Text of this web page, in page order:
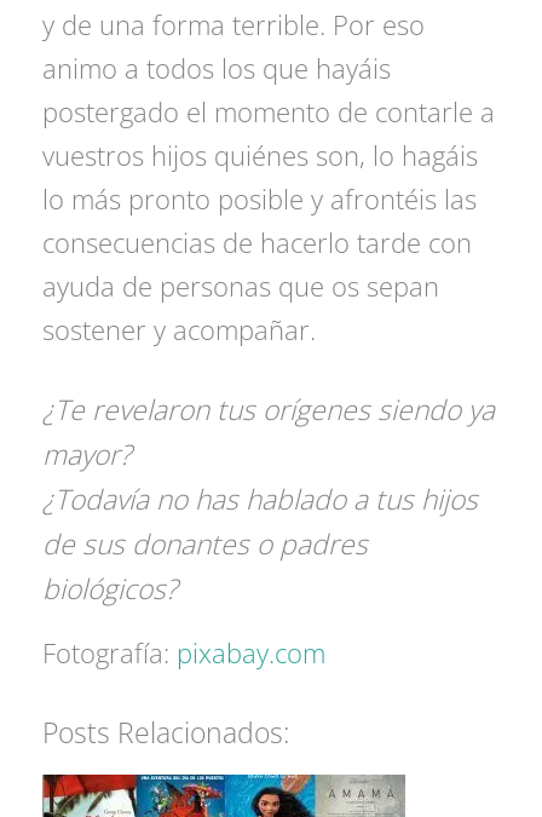
y de una forma terrible. Por eso
animo a todos los que hayáis
postergado el momento de contarle a
vuestros hijos quiénes son, lo hagáis
lo más pronto posible y afrontéis las
consecuencias de hacerlo tarde con
ayuda de personas que os sepan
sostener y acompañar.
¿Te revelaron tus orígenes siendo ya
mayor?
¿Todavía no has hablado a tus hijos
de sus donantes o padres
biológicos?
Fotografía: pixabay.com
Posts Relacionados: